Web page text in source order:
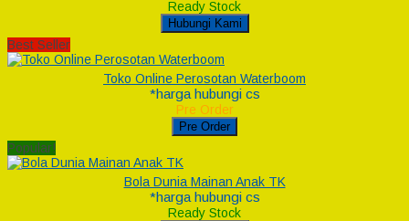
Ready Stock
Hubungi Kami
Best Seller
Toko Online Perosotan Waterboom
*harga hubungi cs
Pre Order
Pre Order
Popular!
Bola Dunia Mainan Anak TK
*harga hubungi cs
Ready Stock